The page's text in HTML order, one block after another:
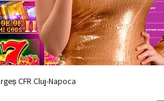
CFR Cluj-Napoca